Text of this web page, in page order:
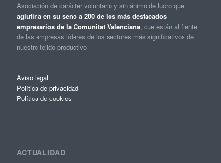
Asociación de carácter voluntario y sin ánimo de lucro que
aglutina en su seno a 200 de los más destacados
empresarios de la Comunitat Valenciana, que están al frente
de las empresas líderes de los sectores más significativos de
nuestro tejido productivo
Aviso legal
Política de privacidad
Política de cookies
ACTUALIDAD